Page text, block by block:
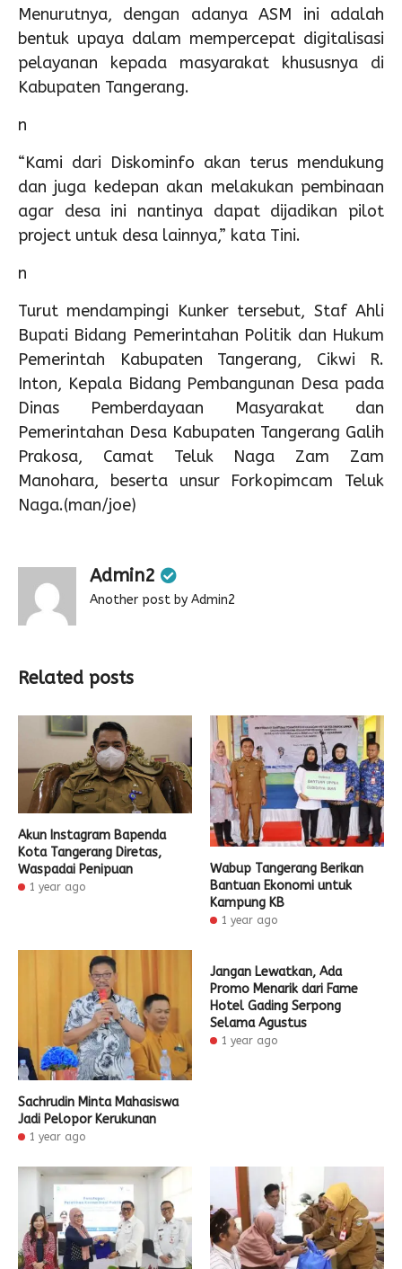
Menurutnya, dengan adanya ASM ini adalah
bentuk upaya dalam mempercepat digitalisasi
pelayanan kepada masyarakat khususnya di
Kabupaten Tangerang.
n
“Kami dari Diskominfo akan terus mendukung
dan juga kedepan akan melakukan pembinaan
agar desa ini nantinya dapat dijadikan pilot
project untuk desa lainnya,” kata Tini.
n
Turut mendampingi Kunker tersebut, Staf Ahli
Bupati Bidang Pemerintahan Politik dan Hukum
Pemerintah Kabupaten Tangerang, Cikwi R.
Inton, Kepala Bidang Pembangunan Desa pada
Dinas Pemberdayaan Masyarakat dan
Pemerintahan Desa Kabupaten Tangerang Galih
Prakosa, Camat Teluk Naga Zam Zam
Manohara, beserta unsur Forkopimcam Teluk
Naga.(man/joe)
Admin2
Another post by Admin2
Related posts
Akun Instagram Bapenda
Kota Tangerang Diretas,
Waspadai Penipuan
1 year ago
Wabup Tangerang Berikan
Bantuan Ekonomi untuk
Kampung KB
1 year ago
Sachrudin Minta Mahasiswa
Jadi Pelopor Kerukunan
1 year ago
Jangan Lewatkan, Ada
Promo Menarik dari Fame
Hotel Gading Serpong
Selama Agustus
1 year ago